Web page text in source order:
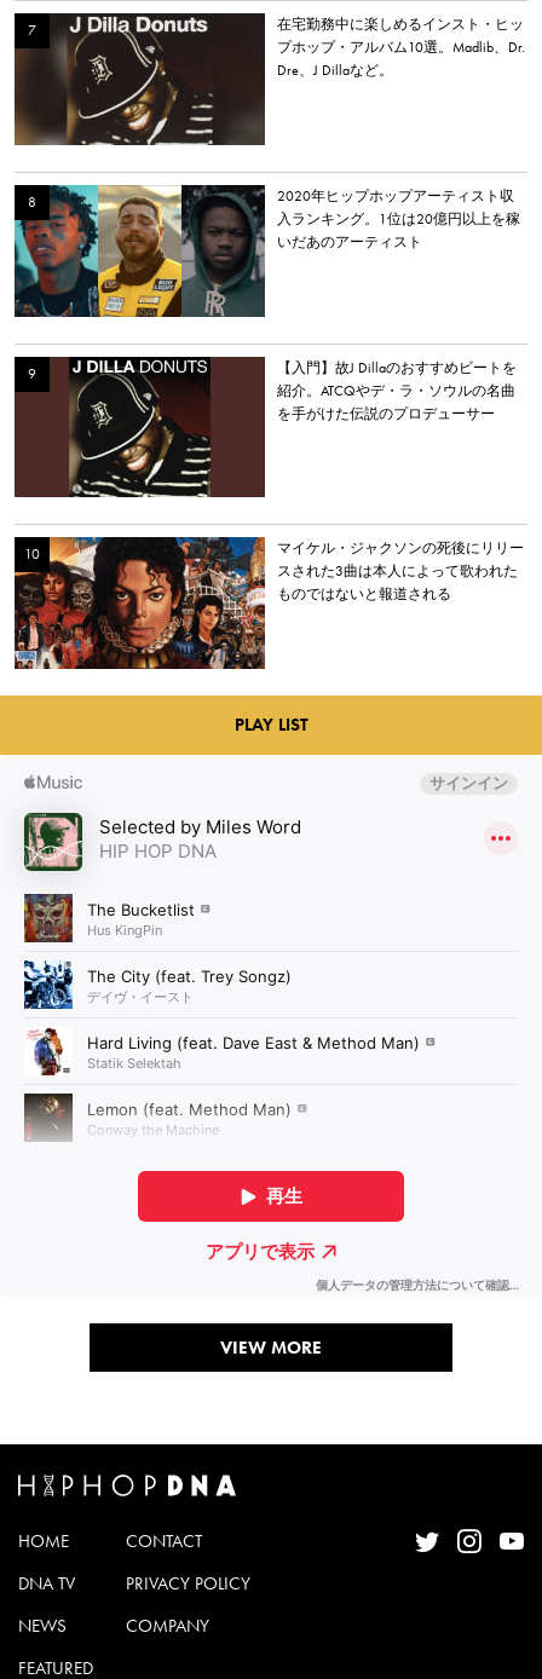
在宅勤務中に楽しめるインスト・ヒッ
プホップ・アルバム10選。Madlib、Dr.
Dre、J Dillaなど。
2020年ヒップホップアーティスト収
入ランキング。1位は20億円以上を稼
いだあのアーティスト
【入門】故J Dillaのおすすめビートを
紹介。ATCQやデ・ラ・ソウルの名曲
を手がけた伝説のプロデューサー
マイケル・ジャクソンの死後にリリー
スされた3曲は本人によって歌われた
ものではないと報道される
PLAY LIST
VIEW MORE
HOME
DNA TV
NEWS
FEATURED
CONTACT
PRIVACY POLICY
COMPANY